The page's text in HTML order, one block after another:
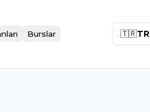
Burslar 🇹🇷TR